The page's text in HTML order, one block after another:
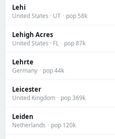
Lehi
United States · UT · pop 58k
Lehigh Acres
United States · FL · pop 87k
Lehrte
Germany · pop 44k
Leicester
United Kingdom · pop 369k
Leiden
Netherlands · pop 120k